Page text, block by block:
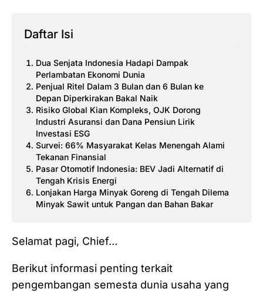
Daftar Isi
Dua Senjata Indonesia Hadapi Dampak
Perlambatan Ekonomi Dunia
Penjual Ritel Dalam 3 Bulan dan 6 Bulan ke
Depan Diperkirakan Bakal Naik
Risiko Global Kian Kompleks, OJK Dorong
Industri Asuransi dan Dana Pensiun Lirik
Investasi ESG
Survei: 66% Masyarakat Kelas Menengah Alami
Tekanan Finansial
Pasar Otomotif Indonesia: BEV Jadi Alternatif di
Tengah Krisis Energi
Lonjakan Harga Minyak Goreng di Tengah Dilema
Minyak Sawit untuk Pangan dan Bahan Bakar
Selamat pagi, Chief…
Berikut informasi penting terkait
pengembangan semesta dunia usaha yang